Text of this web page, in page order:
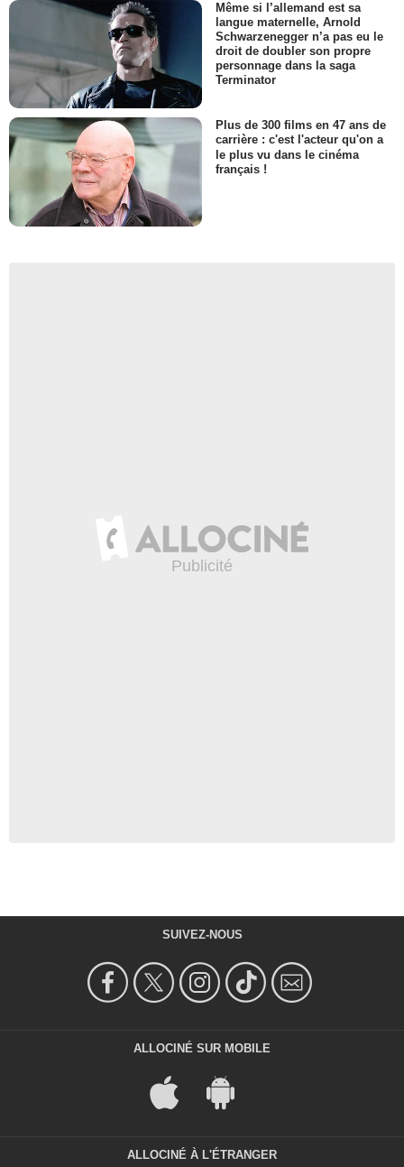
Même si l’allemand est sa
langue maternelle, Arnold
Schwarzenegger n’a pas eu le
droit de doubler son propre
personnage dans la saga
Terminator
Plus de 300 films en 47 ans de
carrière : c'est l'acteur qu'on a
le plus vu dans le cinéma
français !
SUIVEZ-NOUS
ALLOCINÉ SUR MOBILE
ALLOCINÉ À L'ÉTRANGER